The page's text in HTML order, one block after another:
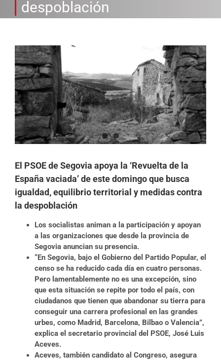
despoblación
Ver
imagen
más
grande
El PSOE de Segovia apoya la ‘Revuelta de la
España vaciada’ de este domingo que busca
igualdad, equilibrio territorial y medidas contra
la despoblación
Los socialistas animan a la participación y apoyan
a las organizaciones que desde la provincia de
Segovia anuncian su presencia.
“En Segovia, bajo el Gobierno del Partido Popular, el
censo se ha reducido cada día en cuatro personas.
Pero lamentablemente no es una excepción, sino
que esta situación se repite por todo el país, con
ciudadanos que tienen que abandonar su tierra para
conseguir una carrera profesional en las grandes
urbes, como Madrid, Barcelona, Bilbao o Valencia”,
explica el secretario provincial del PSOE, José Luis
Aceves.
Aceves, también candidato al Congreso, asegura